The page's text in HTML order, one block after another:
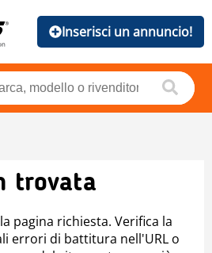
Inserisci un annuncio!
trovata
pagina richiesta. Verifica la
errori di battitura nell'URL o